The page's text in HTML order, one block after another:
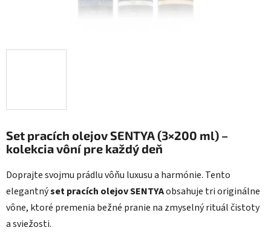
Set pracích olejov SENTYA (3×200 ml) –
kolekcia vôní pre každý deň
Doprajte svojmu prádlu vôňu luxusu a harmónie. Tento
elegantnýset pracích olejov SENTYAobsahuje tri originálne
vône, ktoré premenia bežné pranie na zmyselný rituál čistoty
a sviežosti.